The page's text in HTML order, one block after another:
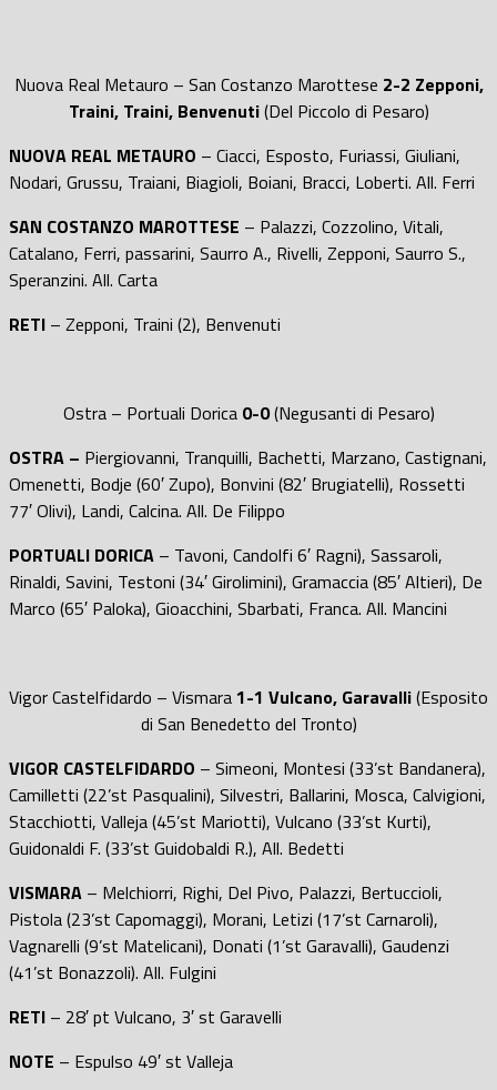
Nuova Real Metauro – San Costanzo Marottese 2-2 Zepponi,
Traini, Traini, Benvenuti(Del Piccolo di Pesaro)
NUOVA REAL METAURO – Ciacci, Esposto, Furiassi, Giuliani,
Nodari, Grussu, Traiani, Biagioli, Boiani, Bracci, Loberti. All. Ferri
SAN COSTANZO MAROTTESE – Palazzi, Cozzolino, Vitali,
Catalano, Ferri, passarini, Saurro A., Rivelli, Zepponi, Saurro S.,
Speranzini. All. Carta
RETI – Zepponi, Traini (2), Benvenuti
Ostra – Portuali Dorica 0-0(Negusanti di Pesaro)
OSTRA – Piergiovanni, Tranquilli, Bachetti, Marzano, Castignani,
Omenetti, Bodje (60′ Zupo), Bonvini (82′ Brugiatelli), Rossetti
77′ Olivi), Landi, Calcina. All. De Filippo
PORTUALI DORICA – Tavoni, Candolfi 6′ Ragni), Sassaroli,
Rinaldi, Savini, Testoni (34′ Girolimini), Gramaccia (85′ Altieri), De
Marco (65′ Paloka), Gioacchini, Sbarbati, Franca. All. Mancini
Vigor Castelfidardo – Vismara1-1 Vulcano, Garavalli(Esposito
di San Benedetto del Tronto)
VIGOR CASTELFIDARDO – Simeoni, Montesi (33’st Bandanera),
Camilletti (22’st Pasqualini), Silvestri, Ballarini, Mosca, Calvigioni,
Stacchiotti, Valleja (45’st Mariotti), Vulcano (33’st Kurti),
Guidonaldi F. (33’st Guidobaldi R.), All. Bedetti
VISMARA – Melchiorri, Righi, Del Pivo, Palazzi, Bertuccioli,
Pistola (23’st Capomaggi), Morani, Letizi (17’st Carnaroli),
Vagnarelli (9’st Matelicani), Donati (1’st Garavalli), Gaudenzi
(41’st Bonazzoli). All. Fulgini
RETI – 28′ pt Vulcano, 3′ st Garavelli
NOTE – Espulso 49′ st Valleja